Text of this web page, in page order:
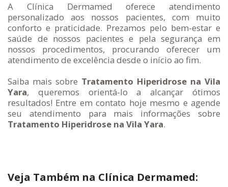
A Clínica Dermamed oferece atendimento
personalizado aos nossos pacientes, com muito
conforto e praticidade. Prezamos pelo bem-estar e
saúde de nossos pacientes e pela segurança em
nossos procedimentos, procurando oferecer um
atendimento de excelência desde o início ao fim.
Saiba mais sobre Tratamento Hiperidrose na Vila
Yara, queremos orientá-lo a alcançar ótimos
resultados! Entre em contato hoje mesmo e agende
seu atendimento para mais informações sobre
Tratamento Hiperidrose na Vila Yara.
Veja Também na Clínica Dermamed: